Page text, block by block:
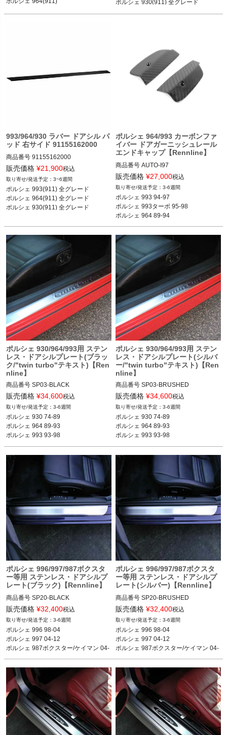
ポルシェ 964(911) カレラ2／カレラ4
ポルシェ 930(911) 全グレード
993/964/930 ラバー ドアシル パ
ッド 右サイド 91155162000
商品番号 91155162000
91155162000
ポルシェ 993(911) 全グレード 93-97
ポルシェ 964(911) 全グレード 89-93
販売価格 ¥21,900税込
3~6週間
ポルシェ 993(911) 全グレード
ポルシェ 964(911) 全グレード
ポルシェ 930(911) 全グレード
ポルシェ 964/993 カーボンファ
イバー ドアガーニッシュレール
エンドキャップ【Rennline】
商品番号 AUTO-I97
I97
ポルシェ 993 94-97
ポルシェ 993ターボ 95-98
ポルシェ 964 89-94
ポルシェ 964ターボ 91-93
販売価格 ¥27,000税込
3-6週間
ポルシェ 993 94-97
ポルシェ 993ターボ 95-98
ポルシェ 964 89-94
ポルシェ 964ターボ 91-93
ポルシェ 930/964/993用 ステン
レス・ドアシルプレート(ブラッ
ク/"twin turbo"テキスト)【Ren
nline】
商品番号 SP03-BLACK
SP03-BLACK
12REN：SP03 BLACK
ポルシェ 930 75-89
ポルシェ 964 89-93
ポルシェ 993 93-98
販売価格 ¥34,600税込
3-6週間
ポルシェ 930 74-89
ポルシェ 964 89-93
ポルシェ 993 93-98
ポルシェ 930/964/993用 ステン
レス・ドアシルプレート(シルバ
ー/"twin turbo"テキスト)【Ren
nline】
商品番号 SP03-BRUSHED
SP03-BRUSHED
12REN：SP03 BRUSHED
ポルシェ 930 75-89
ポルシェ 964 89-93
ポルシェ 993 93-98
販売価格 ¥34,600税込
3-6週間
ポルシェ 930 74-89
ポルシェ 964 89-93
ポルシェ 993 93-98
ポルシェ 996/997/987ボクスタ
ー等用 ステンレス・ドアシルプ
レート(ブラック)【Rennline】
商品番号 SP20-BLACK
SP20-BLACK
12REN：SP20 BLACK
ポルシェ 996 98-04
ポルシェ 997 04-12
ポルシェ 986ボクスター 96-04
ポルシェ 987ボクスター/ケイマン 04-
12
販売価格 ¥32,400税込
3-6週間
ポルシェ 996 98-04
ポルシェ 997 04-12
ポルシェ 987ボクスター/ケイマン 04-
ポルシェ 996/997/987ボクスタ
ー等用 ステンレス・ドアシルプ
レート(シルバー)【Rennline】
商品番号 SP20-BRUSHED
SP20-BRUSHED
12REN：SP20 BRUSHED
ポルシェ 996 98-04
ポルシェ 997 04-12
ポルシェ 986ボクスター 96-04
ポルシェ 987ボクスター/ケイマン 04-
12
販売価格 ¥32,400税込
3-6週間
ポルシェ 996 98-04
ポルシェ 997 04-12
ポルシェ 987ボクスター/ケイマン 04-